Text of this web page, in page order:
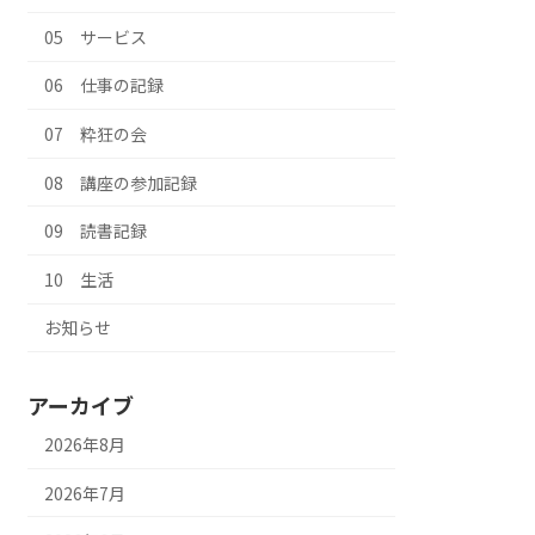
05 サービス
06 仕事の記録
07 粋狂の会
08 講座の参加記録
09 読書記録
10 生活
お知らせ
アーカイブ
2026年8月
2026年7月